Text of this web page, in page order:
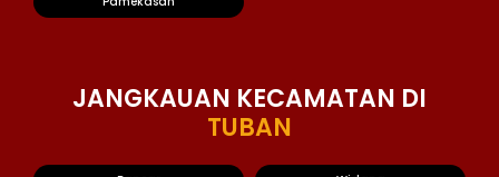
JANGKAUAN KECAMATAN DI
TUBAN